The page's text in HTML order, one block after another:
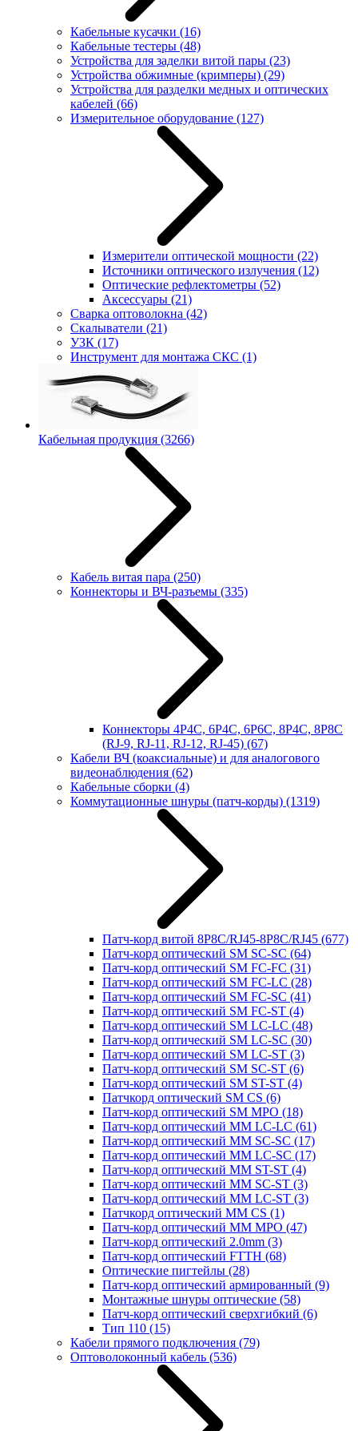
Кабельные кусачки (16)
Кабельные тестеры (48)
Устройства для заделки витой пары (23)
Устройства обжимные (кримперы) (29)
Устройства для разделки медных и оптических
кабелей (66)
Измерительное оборудование (127)
Измерители оптической мощности (22)
Источники оптического излучения (12)
Оптические рефлектометры (52)
Аксессуары (21)
Сварка оптоволокна (42)
Скалыватели (21)
УЗК (17)
Инструмент для монтажа СКС (1)
Кабельная продукция (3266)
Кабель витая пара (250)
Коннекторы и ВЧ-разъемы (335)
Коннекторы 4P4C, 6P4C, 6P6C, 8P4C, 8P8C
(RJ-9, RJ-11, RJ-12, RJ-45) (67)
Кабели ВЧ (коаксиальные) и для аналогового
видеонаблюдения (62)
Кабельные сборки (4)
Коммутационные шнуры (патч-корды) (1319)
Патч-корд витой 8P8C/RJ45-8P8C/RJ45 (677)
Патч-корд оптический SM SC-SC (64)
Патч-корд оптический SM FC-FC (31)
Патч-корд оптический SM FC-LC (28)
Патч-корд оптический SM FC-SC (41)
Патч-корд оптический SM FC-ST (4)
Патч-корд оптический SM LC-LC (48)
Патч-корд оптический SM LC-SC (30)
Патч-корд оптический SM LC-ST (3)
Патч-корд оптический SM SC-ST (6)
Патч-корд оптический SM ST-ST (4)
Патчкорд оптический SM CS (6)
Патч-корд оптический SM MPO (18)
Патч-корд оптический MM LC-LC (61)
Патч-корд оптический MM SC-SC (17)
Патч-корд оптический MM LC-SC (17)
Патч-корд оптический MM ST-ST (4)
Патч-корд оптический MM SC-ST (3)
Патч-корд оптический MM LC-ST (3)
Патчкорд оптический MM CS (1)
Патч-корд оптический MM MPO (47)
Патч-корд оптический 2.0mm (3)
Патч-корд оптический FTTH (68)
Оптические пигтейлы (28)
Патч-корд оптический армированный (9)
Монтажные шнуры оптические (58)
Патч-корд оптический сверхгибкий (6)
Тип 110 (15)
Кабели прямого подключения (79)
Оптоволоконный кабель (536)